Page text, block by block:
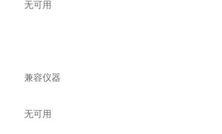
无可用
兼容仪器
无可用